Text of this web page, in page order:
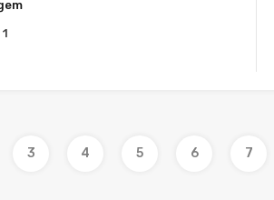
1
3 4 5 6 7